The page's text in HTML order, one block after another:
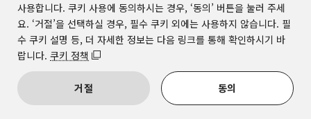
사용합니다. 쿠키 사용에 동의하시는 경우, ‘동의’ 버튼을 눌러 주세
요. ‘거절’을 선택하실 경우, 필수 쿠키 외에는 사용하지 않습니다. 필
수 쿠키 설명 등, 더 자세한 정보는 다음 링크를 통해 확인하시기 바
랍니다. 쿠키 정책
거절 동의